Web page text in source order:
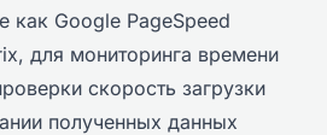
как Google PageSpeed
для мониторинга времени
скорость загрузки
полученных данных